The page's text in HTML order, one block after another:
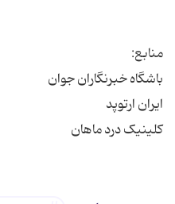
کلینیک درد ماهان